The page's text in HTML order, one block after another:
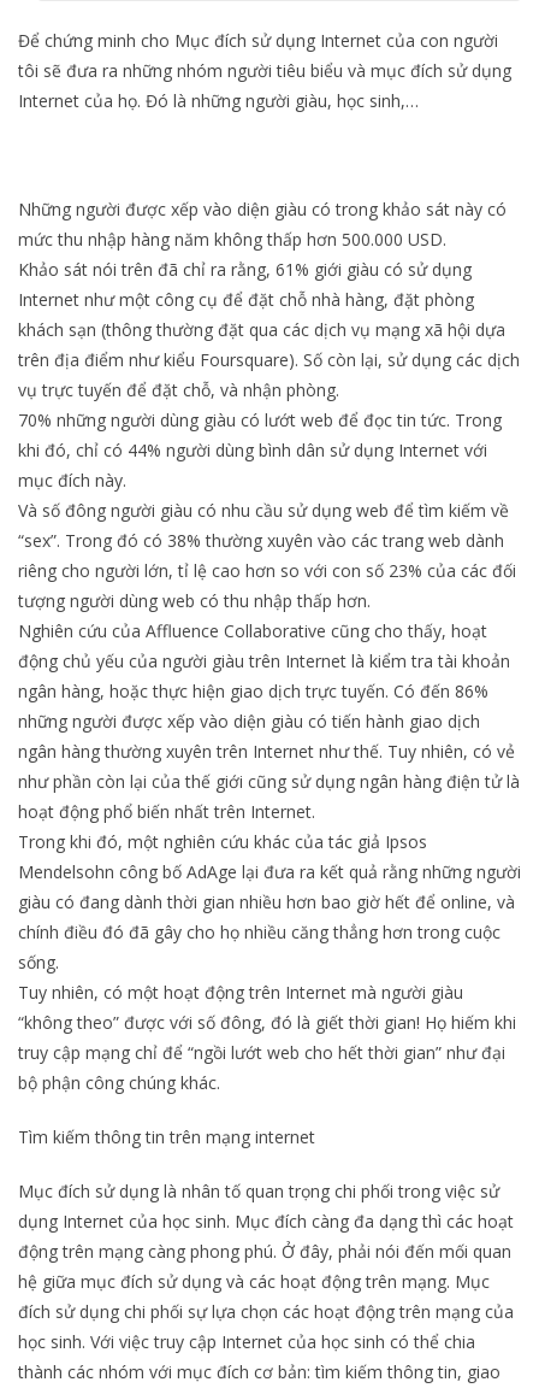
Để chứng minh cho Mục đích sử dụng Internet của con người
tôi sẽ đưa ra những nhóm người tiêu biểu và mục đích sử dụng
Internet của họ. Đó là những người giàu, học sinh,…
Những người được xếp vào diện giàu có trong khảo sát này có
mức thu nhập hàng năm không thấp hơn 500.000 USD.
Khảo sát nói trên đã chỉ ra rằng, 61% giới giàu có sử dụng
Internet như một công cụ để đặt chỗ nhà hàng, đặt phòng
khách sạn (thông thường đặt qua các dịch vụ mạng xã hội dựa
trên địa điểm như kiểu Foursquare). Số còn lại, sử dụng các dịch
vụ trực tuyến để đặt chỗ, và nhận phòng.
70% những người dùng giàu có lướt web để đọc tin tức. Trong
khi đó, chỉ có 44% người dùng bình dân sử dụng Internet với
mục đích này.
Và số đông người giàu có nhu cầu sử dụng web để tìm kiếm về
“sex”. Trong đó có 38% thường xuyên vào các trang web dành
riêng cho người lớn, tỉ lệ cao hơn so với con số 23% của các đối
tượng người dùng web có thu nhập thấp hơn.
Nghiên cứu của Affluence Collaborative cũng cho thấy, hoạt
động chủ yếu của người giàu trên Internet là kiểm tra tài khoản
ngân hàng, hoặc thực hiện giao dịch trực tuyến. Có đến 86%
những người được xếp vào diện giàu có tiến hành giao dịch
ngân hàng thường xuyên trên Internet như thế. Tuy nhiên, có vẻ
như phần còn lại của thế giới cũng sử dụng ngân hàng điện tử là
hoạt động phổ biến nhất trên Internet.
Trong khi đó, một nghiên cứu khác của tác giả Ipsos
Mendelsohn công bố AdAge lại đưa ra kết quả rằng những người
giàu có đang dành thời gian nhiều hơn bao giờ hết để online, và
chính điều đó đã gây cho họ nhiều căng thẳng hơn trong cuộc
sống.
Tuy nhiên, có một hoạt động trên Internet mà người giàu
“không theo” được với số đông, đó là giết thời gian! Họ hiếm khi
truy cập mạng chỉ để “ngồi lướt web cho hết thời gian” như đại
bộ phận công chúng khác.
Tìm kiếm thông tin trên mạng internet
Mục đích sử dụng là nhân tố quan trọng chi phối trong việc sử
dụng Internet của học sinh. Mục đích càng đa dạng thì các hoạt
động trên mạng càng phong phú. Ở đây, phải nói đến mối quan
hệ giữa mục đích sử dụng và các hoạt động trên mạng. Mục
đích sử dụng chi phối sự lựa chọn các hoạt động trên mạng của
học sinh. Với việc truy cập Internet của học sinh có thể chia
thành các nhóm với mục đích cơ bản: tìm kiếm thông tin, giao